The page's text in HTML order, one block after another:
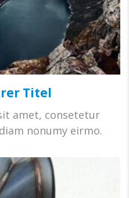
Titel
amet, consetetur
nonumy eirmo.